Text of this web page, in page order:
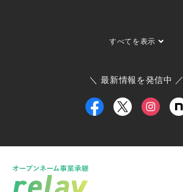
すべてを表示
茨城県 稲敷市 群馬県 桐生市
小田原箱根商工会議所
福井県 事業承継・引継ぎ支援センター
富山県
新潟県 糸魚川市
新潟県 出雲崎町
新潟県 関川村
＼ 最新情報を発信中 ／